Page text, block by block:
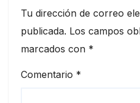
Tu dirección de correo
publicada. Los campos
marcados con *
Comentario *